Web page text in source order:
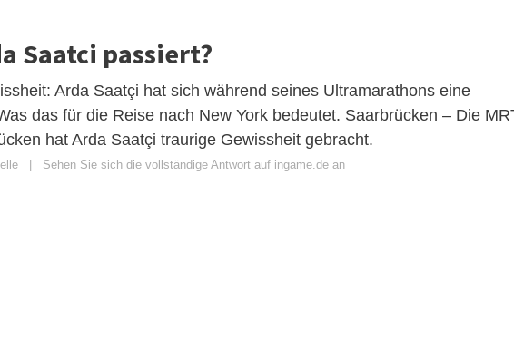
Saatci passiert?
Arda Saatçi hat sich während seines Ultramarathons eine
das für die Reise nach New York bedeutet. Saarbrücken – Die
hat Arda Saatçi traurige Gewissheit gebracht.
Sehen Sie sich die vollständige Antwort auf ingame.de an